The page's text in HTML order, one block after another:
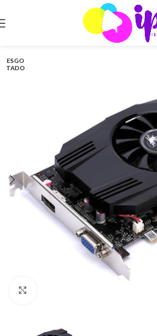
ESGO
TADO